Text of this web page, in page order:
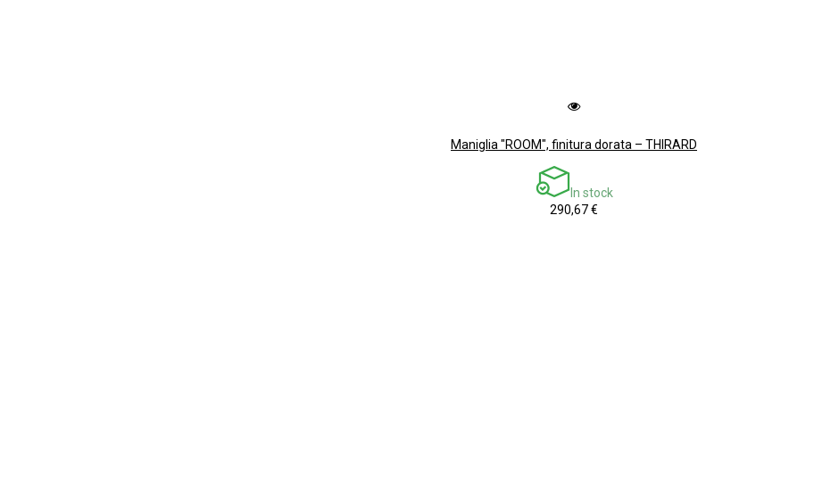
Maniglia "ROOM", finitura dorata – THIRARD
In stock
290,67 €